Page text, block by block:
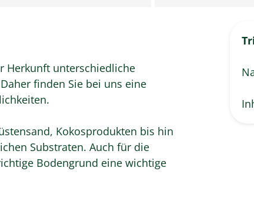
Herkunft unterschiedliche
finden Sie bei uns eine
Kokosprodukten bis hin
Substraten. Auch für die
Bodengrund eine wichtige